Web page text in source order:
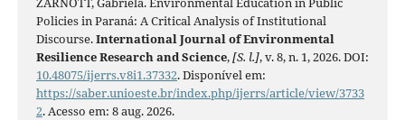
Policies in Paraná: A Critical Analysis of Institutional
Discourse.International Journal of Environmental
Resilience Research and Science,[S. l.], v. 8, n. 1, 2026. DOI:
10.48075/ijerrs.v8i1.37332. Disponível em:
https://saber.unioeste.br/index.php/ijerrs/article/view/3733
2. Acesso em: 8 aug. 2026.